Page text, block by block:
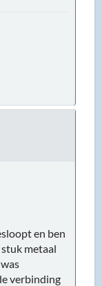
en ben
metaal
verbinding